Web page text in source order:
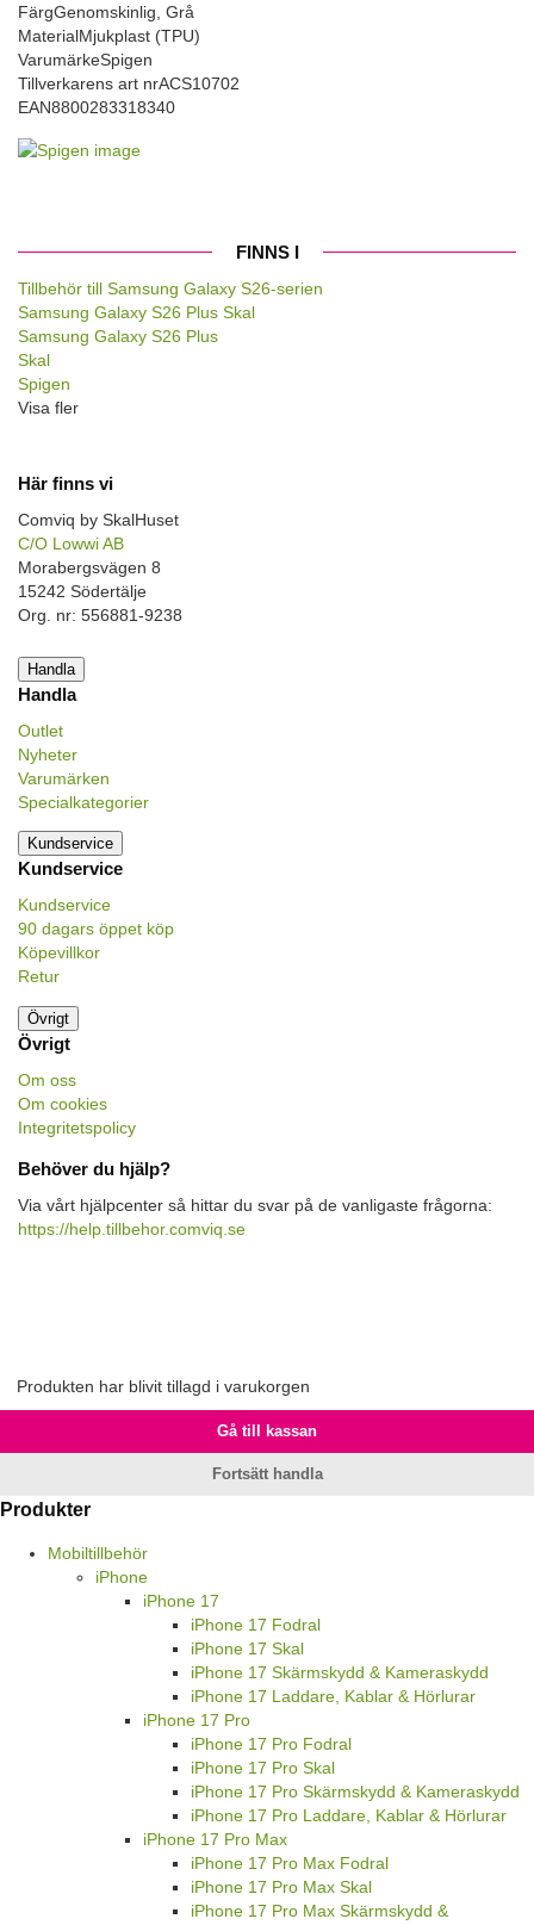
FärgGenomskinlig, Grå
MaterialMjukplast (TPU)
VarumärkeSpigen
Tillverkarens art nrACS10702
EAN8800283318340
FINNS I
Tillbehör till Samsung Galaxy S26-serien
Samsung Galaxy S26 Plus Skal
Samsung Galaxy S26 Plus
Skal
Spigen
Visa fler
Här finns vi
Comviq by SkalHuset
C/O Lowwi AB
Morabergsvägen 8
15242 Södertälje
Org. nr: 556881-9238
Handla
Handla
Outlet
Nyheter
Varumärken
Specialkategorier
Kundservice
Kundservice
Kundservice
90 dagars öppet köp
Köpevillkor
Retur
Övrigt
Övrigt
Om oss
Om cookies
Integritetspolicy
Behöver du hjälp?
Via vårt hjälpcenter så hittar du svar på de vanligaste frågorna:
https://help.tillbehor.comviq.se
Produkten har blivit tillagd i varukorgen
Gå till kassan
Fortsätt handla
Produkter
Mobiltillbehör
iPhone
iPhone 17
iPhone 17 Fodral
iPhone 17 Skal
iPhone 17 Skärmskydd & Kameraskydd
iPhone 17 Laddare, Kablar & Hörlurar
iPhone 17 Pro
iPhone 17 Pro Fodral
iPhone 17 Pro Skal
iPhone 17 Pro Skärmskydd & Kameraskydd
iPhone 17 Pro Laddare, Kablar & Hörlurar
iPhone 17 Pro Max
iPhone 17 Pro Max Fodral
iPhone 17 Pro Max Skal
iPhone 17 Pro Max Skärmskydd &